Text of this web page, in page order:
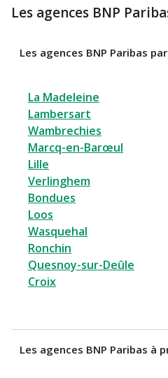
Les agences BNP
Les agences BNP Paribas
La Madeleine
Lambersart
Wambrechies
Marcq-en-Barœul
Lille
Verlinghem
Bondues
Loos
Wasquehal
Ronchin
Quesnoy-sur-Deûle
Croix
Les agences BNP Paribas à